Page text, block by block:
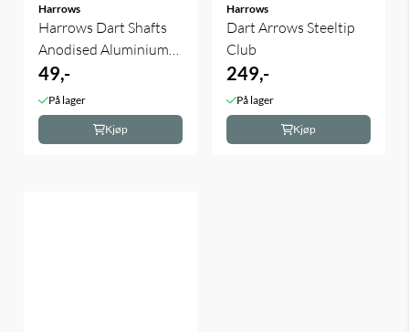
Harrows
Harrows Dart Shafts
Anodised Aluminium
Medium ...
49,-
På lager
Kjøp
Harrows
Dart Arrows Steeltip
Club
249,-
På lager
Kjøp